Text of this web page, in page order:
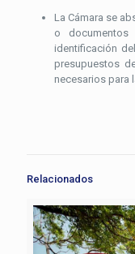
La Cámara se
o documentos
identificación
presupuestos
necesarios para
Relacionados